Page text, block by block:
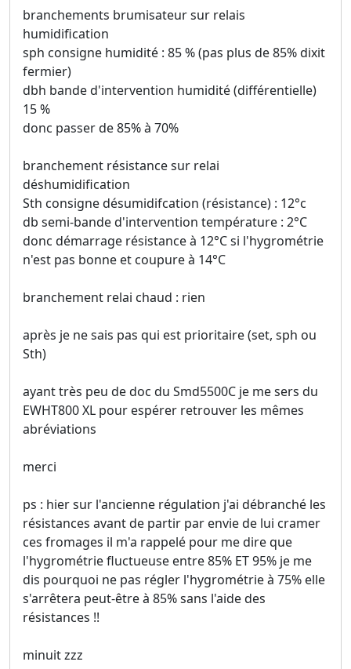
branchements brumisateur sur relais
humidification
sph consigne humidité : 85 % (pas plus de 85% dixit
fermier)
dbh bande d'intervention humidité (différentielle)
15 %
donc passer de 85% à 70%
branchement résistance sur relai
déshumidification
Sth consigne désumidifcation (résistance) : 12°c
db semi-bande d'intervention température : 2°C
donc démarrage résistance à 12°C si l'hygrométrie
n'est pas bonne et coupure à 14°C
branchement relai chaud : rien
après je ne sais pas qui est prioritaire (set, sph ou
Sth)
ayant très peu de doc du Smd5500C je me sers du
EWHT800 XL pour espérer retrouver les mêmes
abréviations
merci
ps : hier sur l'ancienne régulation j'ai débranché les
résistances avant de partir par envie de lui cramer
ces fromages il m'a rappelé pour me dire que
l'hygrométrie fluctueuse entre 85% ET 95% je me
dis pourquoi ne pas régler l'hygrométrie à 75% elle
s'arrêtera peut-être à 85% sans l'aide des
résistances !!
minuit zzz